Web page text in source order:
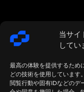
当サイ
してい
最高の体験を提供するため
どの技術を使用しています
閲覧行動や固有IDなどのデ